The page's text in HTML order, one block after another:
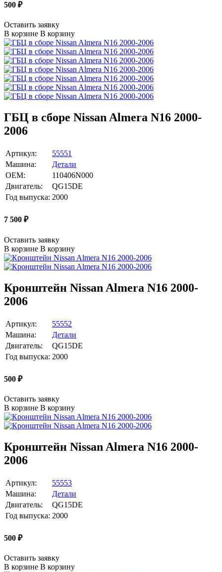
500 ₽
Оставить заявку
В корзине В корзину
ГБЦ в сборе Nissan Almera N16 2000-
2006
Артикул:
55551
Машина:
Детали
OEM:
110406N000
Двигатель:
QG15DE
Год выпуска: 2000
7 500 ₽
Оставить заявку
В корзине В корзину
Кронштейн Nissan Almera N16 2000-
2006
Артикул:
55552
Машина:
Детали
Двигатель:
QG15DE
Год выпуска: 2000
500 ₽
Оставить заявку
В корзине В корзину
Кронштейн Nissan Almera N16 2000-
2006
Артикул:
55553
Машина:
Детали
Двигатель:
QG15DE
Год выпуска: 2000
500 ₽
Оставить заявку
В корзине В корзину